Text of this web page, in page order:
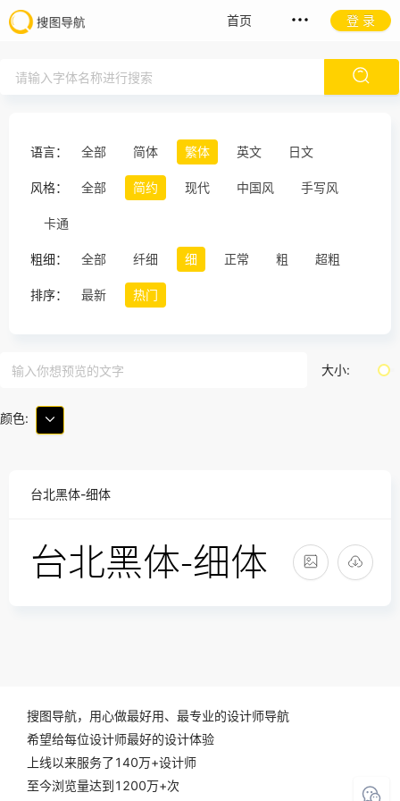
首页 登 录
语言： 全部 简体 繁体 英文 日文
风格： 全部 简约 现代 中国风 手写风
卡通
粗细： 全部 纤细 细 正常 粗 超粗
排序： 最新 热门
大小:
颜色:
台北黑体-细体
搜图导航，用心做最好用、最专业的设计师导航
希望给每位设计师最好的设计体验
上线以来服务了140万+设计师
至今浏览量达到1200万+次